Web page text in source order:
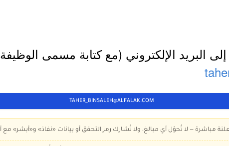
البريد الإلكتروني (مع كتابة مسمى
TAHER_BINSALEH@ALFALAK.COM
مباشرة — لا تُحوّل أي مبالغ، ولا تُشارك رمز التحقق أو بيانات «نفاذ» و«أبشر» مع